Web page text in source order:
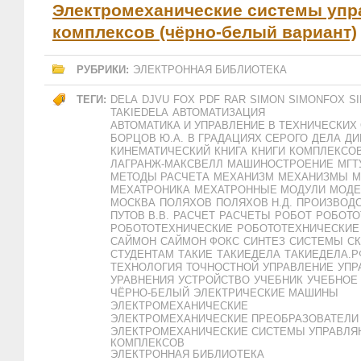
Электромеханические системы
комплексов (чёрно-белый вариант)
РУБРИКИ: ЭЛЕКТРОННАЯ БИБЛИОТЕКА
ТЕГИ: DELA DJVU FOX PDF RAR SIMON SIMONFOX
TAKIEDELA АВТОМАТИЗАЦИЯ
АВТОМАТИКА И УПРАВЛЕНИЕ В
БОРЦОВ Ю.А. В ГРАДАЦИЯХ СЕРОГО ДЕЛА
КИНЕМАТИЧЕСКИЙ КНИГА КНИГИ
ЛАГРАНЖ-МАКСВЕЛЛ МАШИНОСТРОЕНИЕ
МЕТОДЫ РАСЧЕТА МЕХАНИЗМ МЕХАНИЗМЫ
МЕХАТРОНИКА МЕХАТРОННЫЕ МОДУЛИ
МОСКВА ПОЛЯХОВ ПОЛЯХОВ Н.Д.
ПУТОВ В.В. РАСЧЕТ РАСЧЕТЫ РОБОТ
РОБОТОТЕХНИЧЕСКИЕ
САЙМОН САЙМОН ФОКС СИНТЕЗ СИСТЕМЫ
СТУДЕНТАМ ТАКИЕ ТАКИЕДЕЛА
ТЕХНОЛОГИЯ ТОЧНОСТНОЙ УПРАВЛЕНИЕ
УРАВНЕНИЯ УСТРОЙСТВО УЧЕБНИК
ЧЁРНО-БЕЛЫЙ ЭЛЕКТРИЧЕСКИЕ МАШИНЫ
ЭЛЕКТРОМЕХАНИЧЕСКИЕ
ЭЛЕКТРОМЕХАНИЧЕСКИЕ ПРЕОБРАЗОВАТЕЛИ
ЭЛЕКТРОМЕХАНИЧЕСКИЕ СИСТЕМЫ
КОМПЛЕКСОВ
ЭЛЕКТРОННАЯ БИБЛИОТЕКА